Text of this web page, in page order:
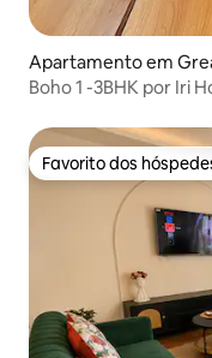
Apartamento em
Boho 1 -3BHK por Iri
Favorito dos
Favorito dos